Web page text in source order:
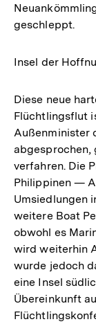
geschleppt.
Insel der
Diese neue
Flüchtlingsflut
Außenminister
abgesprochen,
verfahren. Die
Philippinen —
Umsiedlungen
weitere Boat
obwohl es
wird weiterhin
wurde jedoch
eine Insel
Übereinkunft